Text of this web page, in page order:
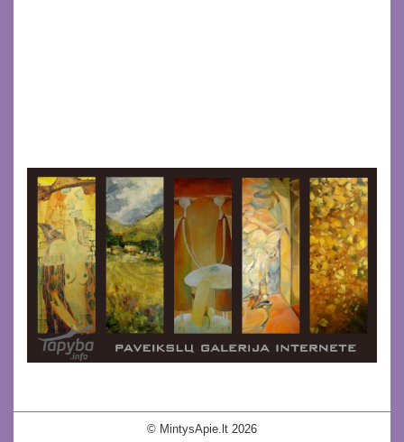
© MintysApie.lt 2026